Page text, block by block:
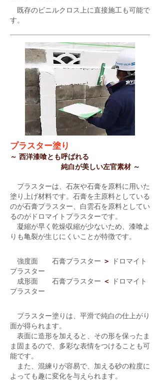
既存のビニルクロス上に直接施工も可能で
す。
プラスター塗り
～ 西洋漆喰とも呼ばれる
純白が美しい左官素材 ～
プラスターは、石灰や石膏を原料に用いた
塗り上げ材料です。 石膏を主原料としている
のが石膏プラスター、白雲石を原料としてい
るのがドロマイトプラスターです。
凝縮が早く乾燥収縮が少ないため、漆喰よ
りも亀裂が生じにくいことが特徴です。​
強度面 石膏プラスター ＞
ドロマイト
プラスター
成形面 石膏プラスター ＜
ドロマイト
プラスター
プラスター塗りは、平滑で純白の仕上がり
面が得られます。
表面に造形を加えると、その形を保ったま
ま固まるので、多彩な表情をつけることも可
能です。
また、混練りが容易で、加える砂の粒度に
よっても趣に変化を与えられます。